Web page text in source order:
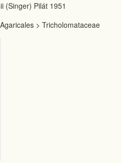
(Singer) Pilát 1951
> Tricholomataceae